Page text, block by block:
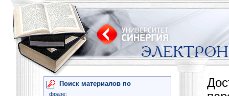
Поиск материалов по
фразе: